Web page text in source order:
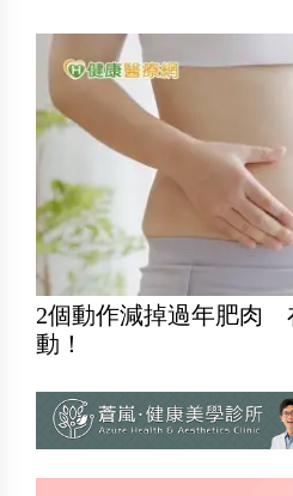
2個動作減掉過年肥肉
動！